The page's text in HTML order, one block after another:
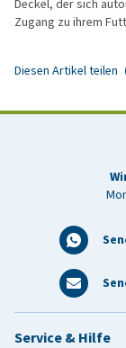
Deckel, der sich
Zugang zu ihrem
Diesen Artikel teilen
Service & Hilfe